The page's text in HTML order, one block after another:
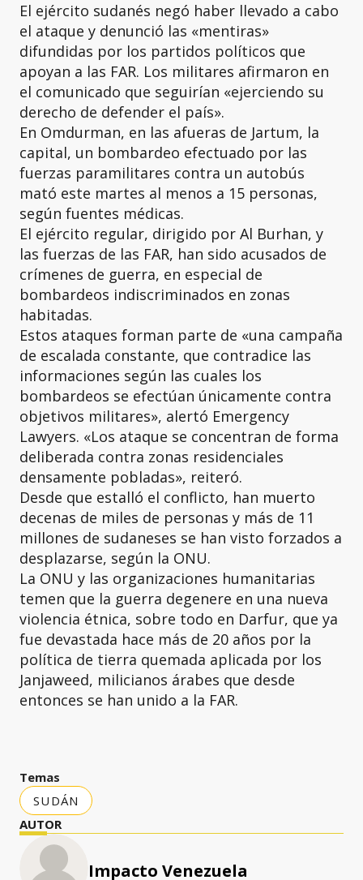
El ejército sudanés negó haber llevado a cabo
el ataque y denunció las «mentiras»
difundidas por los partidos políticos que
apoyan a las FAR. Los militares afirmaron en
el comunicado que seguirían «ejerciendo su
derecho de defender el país».
En Omdurman, en las afueras de Jartum, la
capital, un bombardeo efectuado por las
fuerzas paramilitares contra un autobús
mató este martes al menos a 15 personas,
según fuentes médicas.
El ejército regular, dirigido por Al Burhan, y
las fuerzas de las FAR, han sido acusados de
crímenes de guerra, en especial de
bombardeos indiscriminados en zonas
habitadas.
Estos ataques forman parte de «una campaña
de escalada constante, que contradice las
informaciones según las cuales los
bombardeos se efectúan únicamente contra
objetivos militares», alertó Emergency
Lawyers. «Los ataque se concentran de forma
deliberada contra zonas residenciales
densamente pobladas», reiteró.
Desde que estalló el conflicto, han muerto
decenas de miles de personas y más de 11
millones de sudaneses se han visto forzados a
desplazarse, según la ONU.
La ONU y las organizaciones humanitarias
temen que la guerra degenere en una nueva
violencia étnica, sobre todo en Darfur, que ya
fue devastada hace más de 20 años por la
política de tierra quemada aplicada por los
Janjaweed, milicianos árabes que desde
entonces se han unido a la FAR.
Temas
SUDÁN
AUTOR
Impacto Venezuela